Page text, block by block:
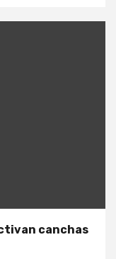
canchas